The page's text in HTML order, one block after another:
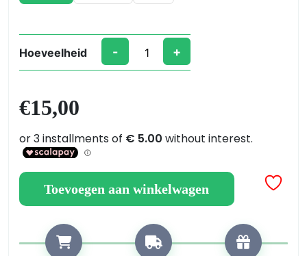
Hoeveelheid
Alleen
aantal
- +
€15,00
Toevoegen aan winkelwagen